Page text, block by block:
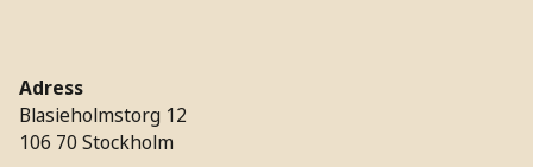
Adress
Blasieholmstorg 12
106 70 Stockholm